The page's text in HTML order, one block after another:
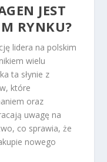
JEST
RYNKU?
lidera na polskim
wielu
ta słynie z
które
oraz
uwagę na
co sprawia, że
nowego